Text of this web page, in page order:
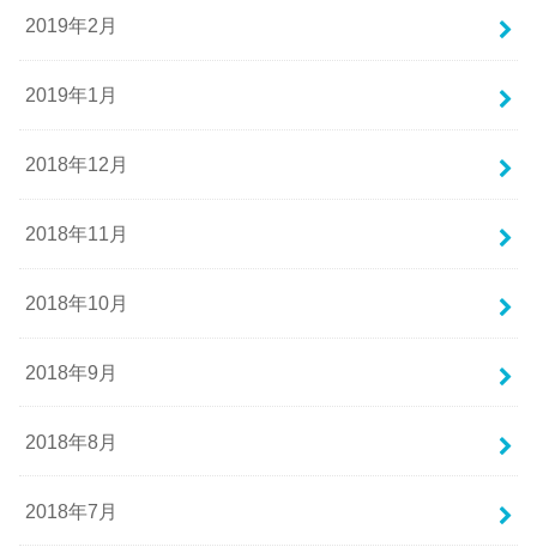
2019年2月
2019年1月
2018年12月
2018年11月
2018年10月
2018年9月
2018年8月
2018年7月